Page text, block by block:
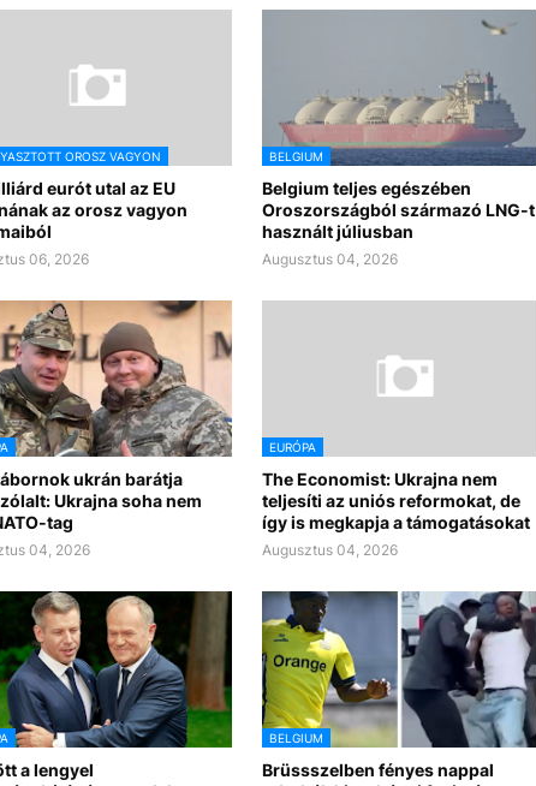
OROSZ VAGYON
eurót utal az EU
az orosz vagyon
06, 2026
BELGIUM
Belgium teljes egészében
Oroszországból származó LNG-t
használt júliusban
Augusztus 04, 2026
ukrán barátja
Ukrajna soha nem
tag
04, 2026
EURÓPA
The Economist: Ukrajna nem
teljesíti az uniós reformokat, de
így is megkapja a támogatásokat
Augusztus 04, 2026
a lengyel
BELGIUM
Brüssszelben fényes nappal